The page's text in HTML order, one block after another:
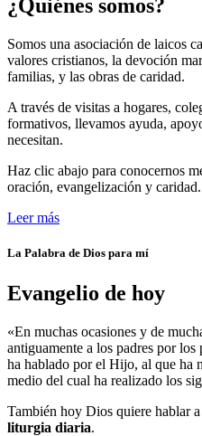
¿Quiénes somos?
Somos una asociación de laicos
valores cristianos, la devoción
familias, y las obras de caridad.
A través de visitas a hogares,
formativos, llevamos ayuda,
necesitan.
Haz clic abajo para conocernos
oración, evangelización y caridad.
Leer más
La Palabra de Dios para mí
Evangelio de hoy
«En muchas ocasiones y de
antiguamente a los padres por
ha hablado por el Hijo, al que ha
medio del cual ha realizado los
También hoy Dios quiere hablar
liturgia diaria.